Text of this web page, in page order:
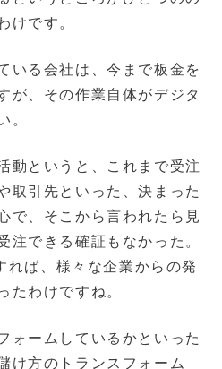
けです。
いる会社は、今まで板金を
が、その作業自体がデジタ
。
動というと、これまで受注
取引先といった、決まった
で、そこから言われたら見
注できる確証もなかった。
れば、様々な企業からの発
たわけですね。
ォームしているかといった
け方のトランスフォーム